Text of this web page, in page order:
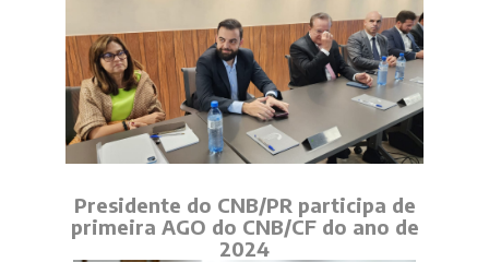
Presidente do CNB/PR participa de
primeira AGO do CNB/CF do ano de
2024